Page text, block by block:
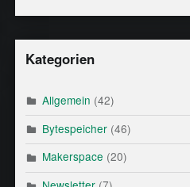
Kategorien
Allgemein (42)
Bytespeicher (46)
Makerspace (20)